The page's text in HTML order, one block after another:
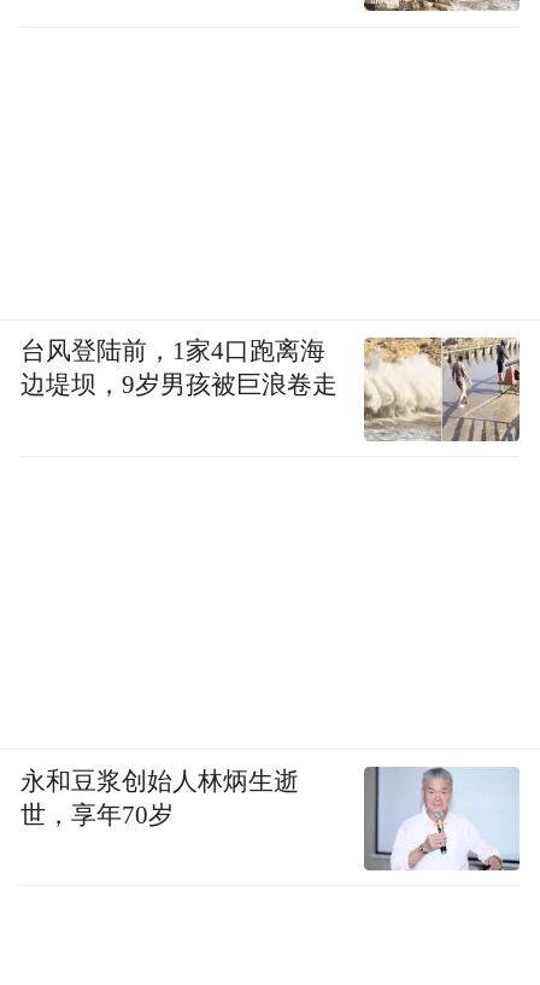
台风登陆前，1家4口跑离海
边堤坝，9岁男孩被巨浪卷走
永和豆浆创始人林炳生逝
世，享年70岁